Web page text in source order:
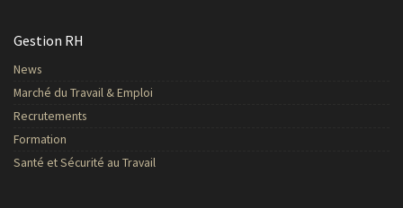
Gestion RH
News
Marché du Travail & Emploi
Recrutements
Formation
Santé et Sécurité au Travail